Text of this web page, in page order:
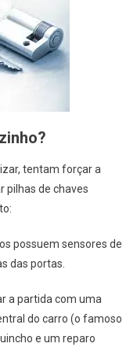
tentam forçar a
pilhas de chaves
possuem sensores de
das portas.
a partida com uma
do carro (o famoso
e um reparo